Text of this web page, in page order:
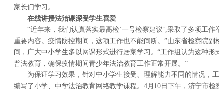
家长们学习。
在线讲授法治课深受学生喜爱
“近年来，我们认真落实最高检‘一号检察建议’,采取了多项工
重要内容。疫情防控期间，这项工作也不能间断。”山东省检察院副
间，广大中小学生多以网课形式进行居家学习。“工作组认为这种形
普法教育，确保疫情期间青少年法治教育工作正常开展。”
为保证学习效果，针对中小学生接受、理解能力不同的情况，
编写了小学、中学法治教育网络教学课程。4月10日下午，济宁市